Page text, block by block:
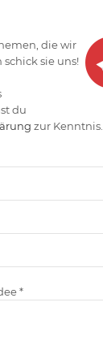
die wir
sie uns!
du
zur Kenntnis.
*